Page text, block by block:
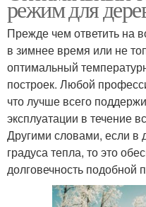
режим для
Прежде чем ответить на
в зимнее время или не
оптимальный
построек. Любой
что лучше всего
эксплуатации в течение
Другими словами, если
градуса тепла, то это
долговечность подобной